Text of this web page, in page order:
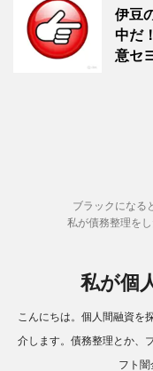
伊豆
中だ
意セ
ブラックになる
私が債務整理を
私が個
こんにちは。個人間融資を
介します。債務整理とか、
フト闇